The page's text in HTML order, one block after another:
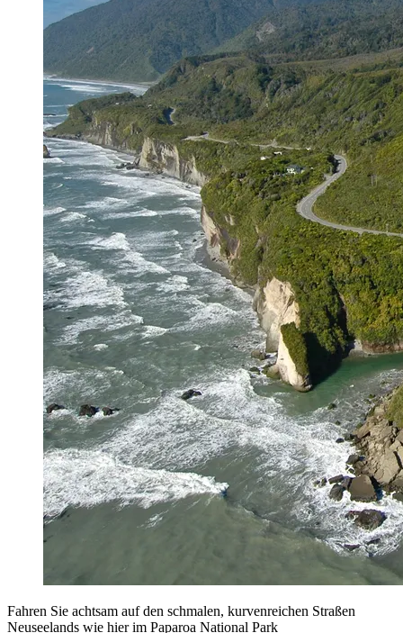
Fahren Sie achtsam auf den schmalen, kurvenreichen Straßen
Neuseelands wie hier im Paparoa National Park